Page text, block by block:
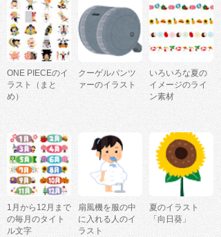
ONE PIECEのイ
ラスト（まと
め）
クーゲルパンツ
ァーのイラスト
いろいろな夏の
イメージのライ
ン素材
1月から12月まで
の毎月のタイト
ル文字
扇風機を服の中
に入れる人のイ
ラスト
夏のイラスト
「向日葵」